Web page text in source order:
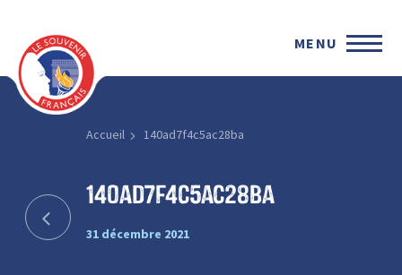
MENU
Accueil 140ad7f4c5ac28ba
140ad7f4c5ac28ba
31 décembre 2021